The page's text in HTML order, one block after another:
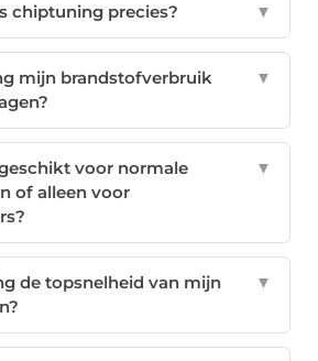
chiptuning precies? ▼
mijn brandstofverbruik
▼
voor normale
of alleen voor
▼
de topsnelheid van mijn
▼